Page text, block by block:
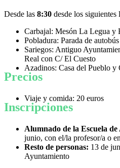
Desde las 8:30 desde los siguientes
Carbajal: Mesón La Legua y
Pobladura: Parada de
Sariegos: Antiguo
Real con C/ El Cuesto
Azadinos: Casa del Pueblo y
Precios
Viaje y comida: 20 euros
Inscripciones
Alumnado de la Escuela de
junio, con el/la profesor/a o
Resto de personas: 13 de
Ayuntamiento